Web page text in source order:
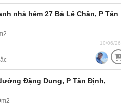
nhà hẻm 27 Bà Lê Chân, P Tân
10/06/26
Đặng Dung, P Tân Định,